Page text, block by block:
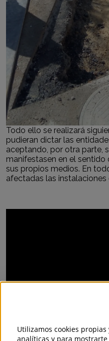
Todo ello se realizará
pudieran dictar las
aceptando, por otra parte,
manifestasen en el
sus propios medios. En
afectadas las instalaciones
Utilizamos cookies
analíticas y para